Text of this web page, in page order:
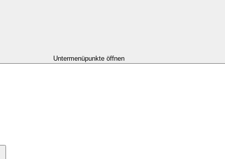
Untermenüpunkte öffnen